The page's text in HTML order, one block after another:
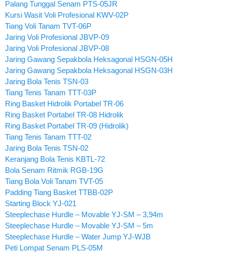
Palang Tunggal Senam PTS-05JR
Kursi Wasit Voli Profesional KWV-02P
Tiang Voli Tanam TVT-06P
Jaring Voli Profesional JBVP-09
Jaring Voli Profesional JBVP-08
Jaring Gawang Sepakbola Heksagonal HSGN-05H
Jaring Gawang Sepakbola Heksagonal HSGN-03H
Jaring Bola Tenis TSN-03
Tiang Tenis Tanam TTT-03P
Ring Basket Hidrolik Portabel TR-06
Ring Basket Portabel TR-08 Hidrolik
Ring Basket Portabel TR-09 (Hidrolik)
Tiang Tenis Tanam TTT-02
Jaring Bola Tenis TSN-02
Keranjang Bola Tenis KBTL-72
Bola Senam Ritmik RGB-19G
Tiang Bola Voli Tanam TVT-05
Padding Tiang Basket TTBB-02P
Starting Block YJ-021
Steeplechase Hurdle – Movable YJ-SM – 3,94m
Steeplechase Hurdle – Movable YJ-SM – 5m
Steeplechase Hurdle – Water Jump YJ-WJB
Peti Lompat Senam PLS-05M